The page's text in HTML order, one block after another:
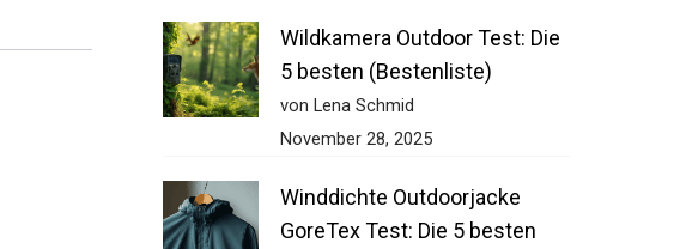
Wildkamera Outdoor Test: Die
5 besten (Bestenliste)
von Lena Schmid
November 28, 2025
Winddichte Outdoorjacke
GoreTex Test: Die 5 besten